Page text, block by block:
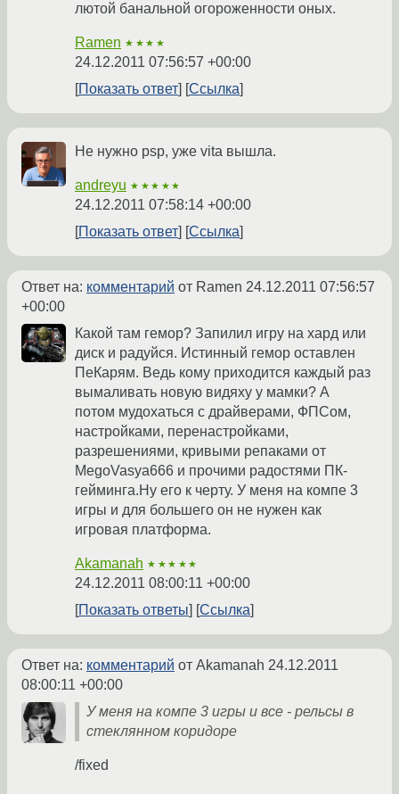
лютой банальной огороженности оных.
Ramen ★★★★
24.12.2011 07:56:57 +00:00
Показать ответ
Ссылка
Не нужно psp, уже vita вышла.
andreyu ★★★★★
24.12.2011 07:58:14 +00:00
Показать ответ
Ссылка
Ответ на: комментарий от Ramen 24.12.2011 07:56:57
+00:00
Какой там гемор? Запилил игру на хард или
диск и радуйся. Истинный гемор оставлен
ПеКарям. Ведь кому приходится каждый раз
вымаливать новую видяху у мамки? А
потом мудохаться с драйверами, ФПСом,
настройками, перенастройками,
разрешениями, кривыми репаками от
MegoVasya666 и прочими радостями ПК-
гейминга.Ну его к черту. У меня на компе 3
игры и для большего он не нужен как
игровая платформа.
Akamanah ★★★★★
24.12.2011 08:00:11 +00:00
Показать ответы
Ссылка
Ответ на: комментарий от Akamanah 24.12.2011
08:00:11 +00:00
У меня на компе 3 игры и все - рельсы в
стеклянном коридоре
/fixed